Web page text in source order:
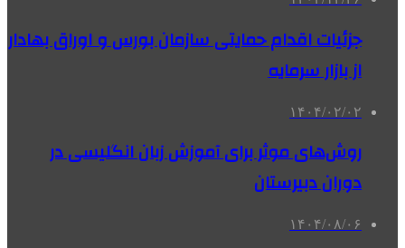
جزئیات اقدام حمایتی سازمان بورس و اوراق بهادار
از بازار سرمایه
۱۴۰۴/۰۲/۰۲
روش‌های موثر برای آموزش زبان انگلیسی در
دوران دبیرستان
۱۴۰۴/۰۸/۰۶